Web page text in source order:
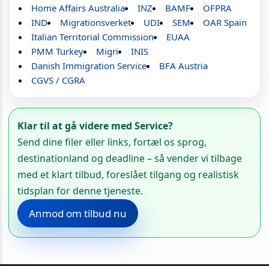
Home Affairs Australia
INZ BAMF
OFPRA
IND
Migrationsverket UDI SEM
OAR Spain
Italian Territorial Commission
EUAA
PMM Turkey
Migri
INIS
Danish Immigration Service
BFA Austria
CGVS / CGRA
Klar til at gå videre med Service?
Send dine filer eller links, fortæl os sprog,
destinationland og deadline – så vender vi tilbage
med et klart tilbud, foreslået tilgang og realistisk
tidsplan for denne tjeneste.
Anmod om tilbud nu